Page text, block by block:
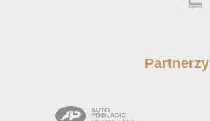
Partnerzy